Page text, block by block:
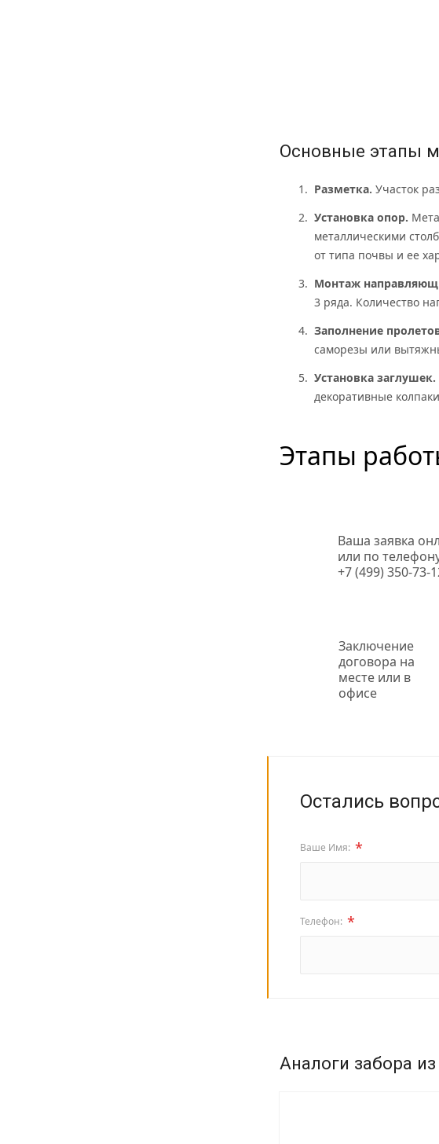
Основные этапы
Разметка. Участок
Установка опор.
металлическими
от типа почвы и ее
Монтаж
3 ряда. Количество
Заполнение
саморезы или
Установка заглушек.
декоративные
Этапы
Ваша заявка
или по
+7 (499) 350-73-
Заключение
договора на
месте или в
офисе
Остались
Ваше Имя: *
Телефон: *
Аналоги забора